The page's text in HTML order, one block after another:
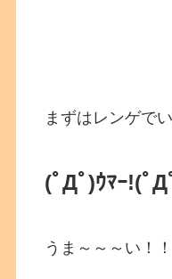
まずはレンゲで
(ﾟДﾟ)ｳﾏｰ!(ﾟД
うま～～～い！！